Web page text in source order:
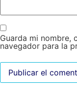
Guarda mi nombre,
navegador para la